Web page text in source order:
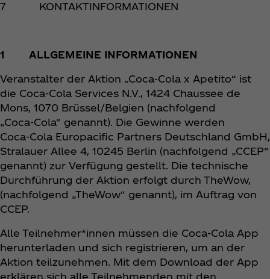
7 KONTAKTINFORMATIONEN
1 ALLGEMEINE INFORMATIONEN
Veranstalter der Aktion „Coca‑Cola x Apetito“ ist
die Coca‑Cola Services N.V., 1424 Chaussee de
Mons, 1070 Brüssel/Belgien (nachfolgend
„Coca‑Cola“ genannt). Die Gewinne werden
Coca‑Cola Europacific Partners Deutschland GmbH,
Stralauer Allee 4, 10245 Berlin (nachfolgend „CCEP“
genannt) zur Verfügung gestellt. Die technische
Durchführung der Aktion erfolgt durch TheWow,
(nachfolgend „TheWow“ genannt), im Auftrag von
CCEP.
Alle Teilnehmer*innen müssen die Coca‑Cola App
herunterladen und sich registrieren, um an der
Aktion teilzunehmen. Mit dem Download der App
erklären sich alle Teilnehmenden mit den